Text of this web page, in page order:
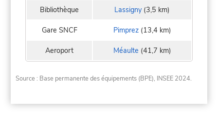
Bibliothèque Lassigny (3,5 km)
Gare SNCF Pimprez(13,4 km)
Aeroport Méaulte (41,7 km)
Source : Base permanente des équipements (BPE), INSEE 2024.